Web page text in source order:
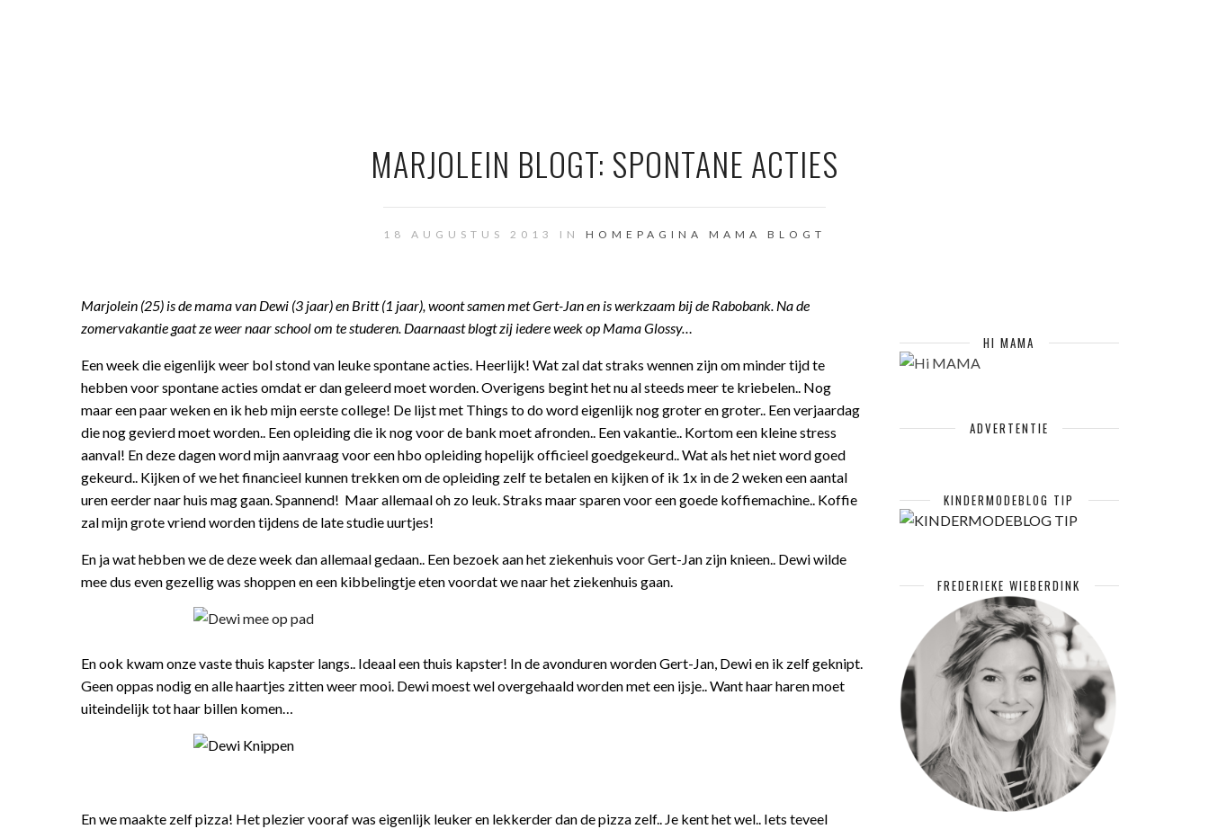
MARJOLEIN BLOGT: SPONTANE ACTIES
18 AUGUSTUS 2013 IN HOMEPAGINA MAMA BLOGT
Marjolein (25) is de mama van Dewi (3 jaar) en Britt (1 jaar), woont samen met Gert-Jan en is werkzaam bij de Rabobank. Na de
zomervakantie gaat ze weer naar school om te studeren. Daarnaast blogt zij iedere week op Mama Glossy…
Een week die eigenlijk weer bol stond van leuke spontane acties. Heerlijk! Wat zal dat straks wennen zijn om minder tijd te
hebben voor spontane acties omdat er dan geleerd moet worden. Overigens begint het nu al steeds meer te kriebelen.. Nog
maar een paar weken en ik heb mijn eerste college! De lijst met Things to do word eigenlijk nog groter en groter.. Een verjaardag
die nog gevierd moet worden.. Een opleiding die ik nog voor de bank moet afronden.. Een vakantie.. Kortom een kleine stress
aanval! En deze dagen word mijn aanvraag voor een hbo opleiding hopelijk officieel goedgekeurd.. Wat als het niet word goed
gekeurd.. Kijken of we het financieel kunnen trekken om de opleiding zelf te betalen en kijken of ik 1x in de 2 weken een aantal
uren eerder naar huis mag gaan. Spannend! Maar allemaal oh zo leuk. Straks maar sparen voor een goede koffiemachine.. Koffie
zal mijn grote vriend worden tijdens de late studie uurtjes!
En ja wat hebben we de deze week dan allemaal gedaan.. Een bezoek aan het ziekenhuis voor Gert-Jan zijn knieen.. Dewi wilde
mee dus even gezellig was shoppen en een kibbelingtje eten voordat we naar het ziekenhuis gaan.
En ook kwam onze vaste thuis kapster langs.. Ideaal een thuis kapster! In de avonduren worden Gert-Jan, Dewi en ik zelf geknipt.
Geen oppas nodig en alle haartjes zitten weer mooi. Dewi moest wel overgehaald worden met een ijsje.. Want haar haren moet
uiteindelijk tot haar billen komen…
En we maakte zelf pizza! Het plezier vooraf was eigenlijk leuker en lekkerder dan de pizza zelf.. Je kent het wel.. Iets teveel
HI MAMA
ADVERTENTIE
KINDERMODEBLOG TIP
FREDERIEKE WIEBERDINK